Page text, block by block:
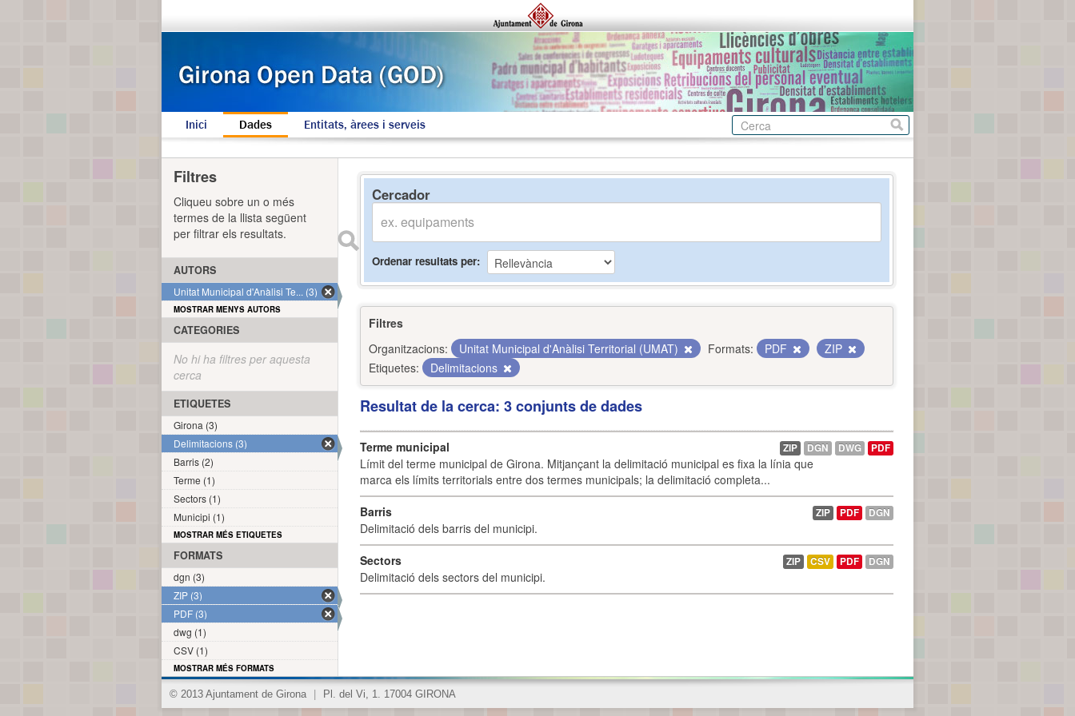
Inici Dades Entitats, àrees i serveis
Cercador
Ordenar resultats per
Filtres
Organitzacions:
Unitat Municipal d'Anàlisi Territorial (UMAT) Formats: PDF
ZIP
Etiquetes:
Delimitacions
Resultat de la cerca: 3 conjunts de dades
Terme municipal
Límit del terme municipal de Girona. Mitjançant la delimitació municipal es fixa la línia que
marca els límits territorials entre dos termes municipals; la delimitació completa...
ZIP DGN DWG PDF
Barris
Delimitació dels barris del municipi.
ZIP PDF DGN
Sectors
Delimitació dels sectors del municipi.
ZIP CSV PDF DGN
Filtres
Cliqueu sobre un o més
termes de la llista següent
per filtrar els resultats.
AUTORS
Unitat Municipal d'Anàlisi Te... (3)
MOSTRAR MENYS AUTORS
CATEGORIES
No hi ha filtres per aquesta
cerca
ETIQUETES
Girona (3)
Delimitacions (3)
Barris (2)
Terme (1)
Sectors (1)
Municipi (1)
MOSTRAR MÉS ETIQUETES
FORMATS
dgn (3)
ZIP (3)
PDF (3)
dwg (1)
CSV (1)
MOSTRAR MÉS FORMATS
© 2013 Ajuntament de Girona Pl. del Vi, 1. 17004 GIRONA